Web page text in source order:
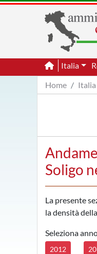
Italia
Home
Italia
Soligo
La presente
la densità
Seleziona
2012